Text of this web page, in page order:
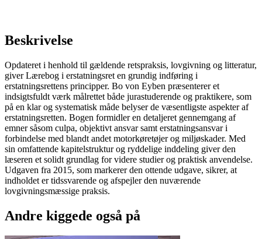
Beskrivelse
Opdateret i henhold til gældende retspraksis, lovgivning og litteratur,
giver Lærebog i erstatningsret en grundig indføring i
erstatningsrettens principper. Bo von Eyben præsenterer et
indsigtsfuldt værk målrettet både jurastuderende og praktikere, som
på en klar og systematisk måde belyser de væsentligste aspekter af
erstatningsretten. Bogen formidler en detaljeret gennemgang af
emner såsom culpa, objektivt ansvar samt erstatningsansvar i
forbindelse med blandt andet motorkøretøjer og miljøskader. Med
sin omfattende kapitelstruktur og ryddelige inddeling giver den
læseren et solidt grundlag for videre studier og praktisk anvendelse.
Udgaven fra 2015, som markerer den ottende udgave, sikrer, at
indholdet er tidssvarende og afspejler den nuværende
lovgivningsmæssige praksis.
Andre kiggede også på